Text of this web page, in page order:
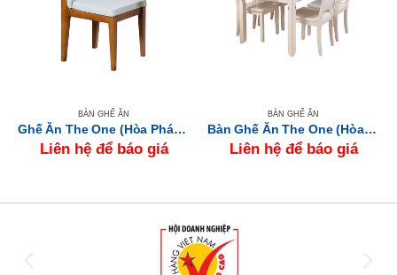
BÀN GHẾ ĂN
Ghế Ăn The One (Hòa Phát) HGG62
Liên hệ để báo giá
BÀN GHẾ ĂN
Bàn Ghế Ăn The One (Hòa Phát) HGB65B-HGG65
Liên hệ để báo giá